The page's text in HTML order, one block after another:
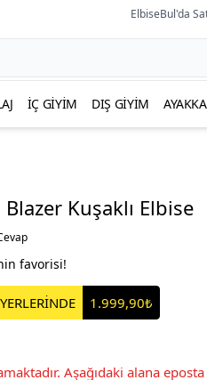
ElbiseBul'da
İÇ GIYIM DIŞ GIYIM
Kuşaklı Elbise
favorisi!
1.999,90₺
Aşağıdaki alana